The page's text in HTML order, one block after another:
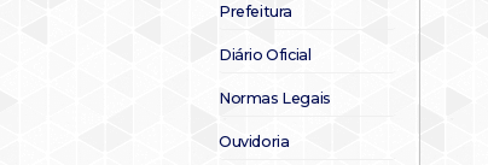
Prefeitura
Diário Oficial
Normas Legais
Ouvidoria